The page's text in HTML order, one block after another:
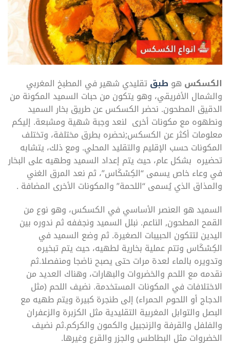
الكسكس هو طبق تقليدي شهير في المطبخ المغربي
والشمال الأفريقي، وهو يتكون من حبات السميد المكونة من
الدقيق المطحون. نحضر الكسكس عن طريق بخار السميد
ونطهوه مع مكونات أخرى لنعد وجبة شهية ومشبعة. إليكم
معلومات أكثر عن الكسكس;نحضره بطرق مختلفة، وتختلف
المكونات حسب الإقليم والتقليد المحلي. ومع ذلك، يتشابه
تحضيره بشكل عام، حيث يتم إعداد السميد وطهيه على البخار
في وعاء خاص يسمى “الكِسْكَاس”، ثم نعد المرق الغني
والمذاق الذي يُسمى “اللحمة” والمكونات الأخرى المضافة .
السميد هو العنصر الأساسي في الكسكس، وهو نوع من
القمح المطحون, الناعم. نبلل السميد ونجففه ثم ندوره بين
اليدين لتتكون الحبيبات الصغيرة. ثم وضع السميد في
الكِسْكَاس وتتم عملية بخارية لطهيه، حيث يتم تبخيره
وتدويره بالماء لعدة مرات حتى يصبح ناضجا ومنفصلا.ثم
نقدمه مع اللحم والخضروات والبهارات، وهناك العديد من
الاختلافات في المكونات المستخدمة. نضيف اللحم (مثل
الدجاج أو اللحوم الحمراء) إلى طنجرة كبيرة ويتم طهيه مع
البصل والتوابل المغربية التقليدية مثل الكزبرة والزعفران
والفلفل والقرفة والزنجبيل والكمون والكركم.ثم نضيف
الخضروات مثل البطاطس والجزر والقرع وغيرها.